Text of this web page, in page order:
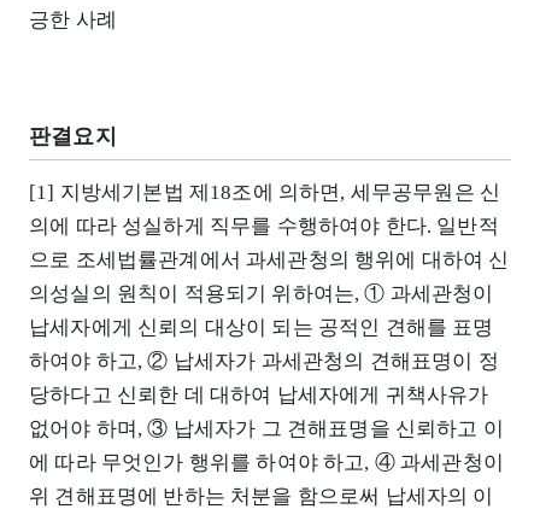
긍한 사례
판결요지
[1] 지방세기본법 제18조에 의하면, 세무공무원은 신
의에 따라 성실하게 직무를 수행하여야 한다. 일반적
으로 조세법률관계에서 과세관청의 행위에 대하여 신
의성실의 원칙이 적용되기 위하여는, ① 과세관청이
납세자에게 신뢰의 대상이 되는 공적인 견해를 표명
하여야 하고, ② 납세자가 과세관청의 견해표명이 정
당하다고 신뢰한 데 대하여 납세자에게 귀책사유가
없어야 하며, ③ 납세자가 그 견해표명을 신뢰하고 이
에 따라 무엇인가 행위를 하여야 하고, ④ 과세관청이
위 견해표명에 반하는 처분을 함으로써 납세자의 이